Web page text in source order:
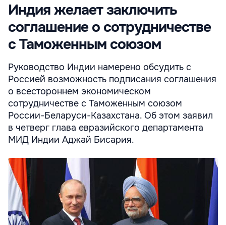
Индия желает заключить
соглашение о сотрудничестве
с Таможенным союзом
Руководство Индии намерено обсудить с
Россией возможность подписания соглашения
о всестороннем экономическом
сотрудничестве с Таможенным союзом
России-Беларуси-Казахстана. Об этом заявил
в четверг глава евразийского департамента
МИД Индии Аджай Бисария.